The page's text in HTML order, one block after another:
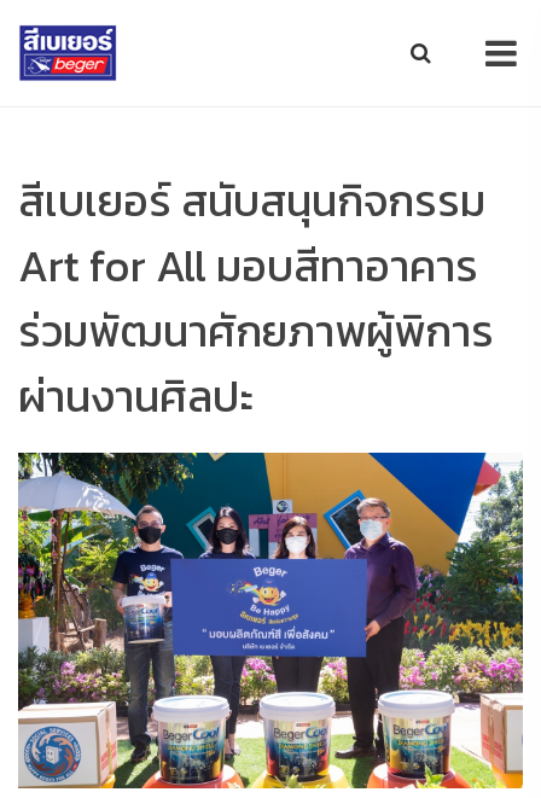
สีเบเยอร์ สนับสนุนกิจกรรม
Art for All มอบสีทาอาคาร
ร่วมพัฒนาศักยภาพผู้พิการ
ผ่านงานศิลปะ